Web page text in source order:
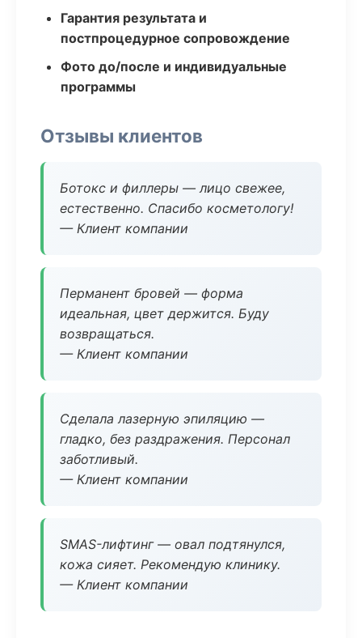
Гарантия результата и
постпроцедурное сопровождение
Фото до/после и индивидуальные
программы
Отзывы клиентов
Ботокс и филлеры — лицо свежее,
естественно. Спасибо косметологу!
— Клиент компании
Перманент бровей — форма
идеальная, цвет держится. Буду
возвращаться.
— Клиент компании
Сделала лазерную эпиляцию —
гладко, без раздражения. Персонал
заботливый.
— Клиент компании
SMAS-лифтинг — овал подтянулся,
кожа сияет. Рекомендую клинику.
— Клиент компании